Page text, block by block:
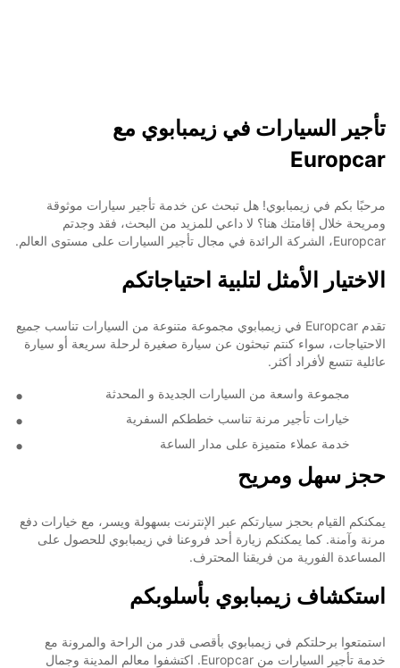
تأجير السيارات في زيمبابوي مع
Europcar
مرحبًا بكم في زيمبابوي! هل تبحث عن خدمة تأجير سيارات موثوقة
ومريحة خلال إقامتك هنا؟ لا داعي للمزيد من البحث، فقد وجدتم
Europcar، الشركة الرائدة في مجال تأجير السيارات على مستوى العالم.
الاختيار الأمثل لتلبية احتياجاتكم
تقدم Europcar في زيمبابوي مجموعة متنوعة من السيارات تناسب جميع
الاحتياجات، سواء كنتم تبحثون عن سيارة صغيرة لرحلة سريعة أو سيارة
عائلية تتسع لأفراد أكثر.
مجموعة واسعة من السيارات الجديدة و المحدثة
خيارات تأجير مرنة تناسب خططكم السفرية
خدمة عملاء متميزة على مدار الساعة
حجز سهل ومريح
يمكنكم القيام بحجز سيارتكم عبر الإنترنت بسهولة ويسر، مع خيارات دفع
مرنة وآمنة. كما يمكنكم زيارة أحد فروعنا في زيمبابوي للحصول على
المساعدة الفورية من فريقنا المحترف.
استكشاف زيمبابوي بأسلوبكم
استمتعوا برحلتكم في زيمبابوي بأقصى قدر من الراحة والمرونة مع
خدمة تأجير السيارات من Europcar. اكتشفوا معالم المدينة وجمال